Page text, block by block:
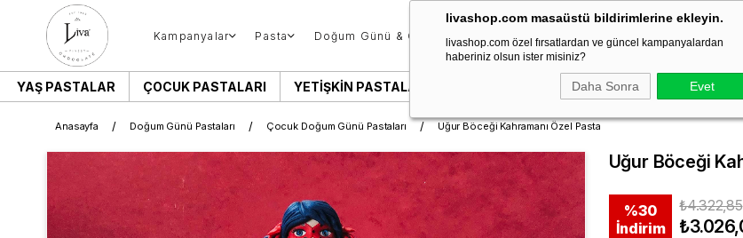
livashop.com masaüstü bildirimlerine ekleyin.
livashop.com özel fırsatlardan ve güncel kampanyalardan
haberiniz olsun ister misiniz?
Daha Sonra Evet
Kampanyalar Pasta Doğum Günü & Özel Gün Donut & Berliner Çikolata Tatlı &
YAŞ PASTALAR ÇOCUK PASTALARI YETIŞKIN PASTALARI SÖZ & NIŞAN
Anasayfa Doğum Günü Pastaları Çocuk Doğum Günü Pastaları Uğur Böceği Kahramanı Özel Pasta
Uğur Böceği
%30
İndirim
₺4.322,85